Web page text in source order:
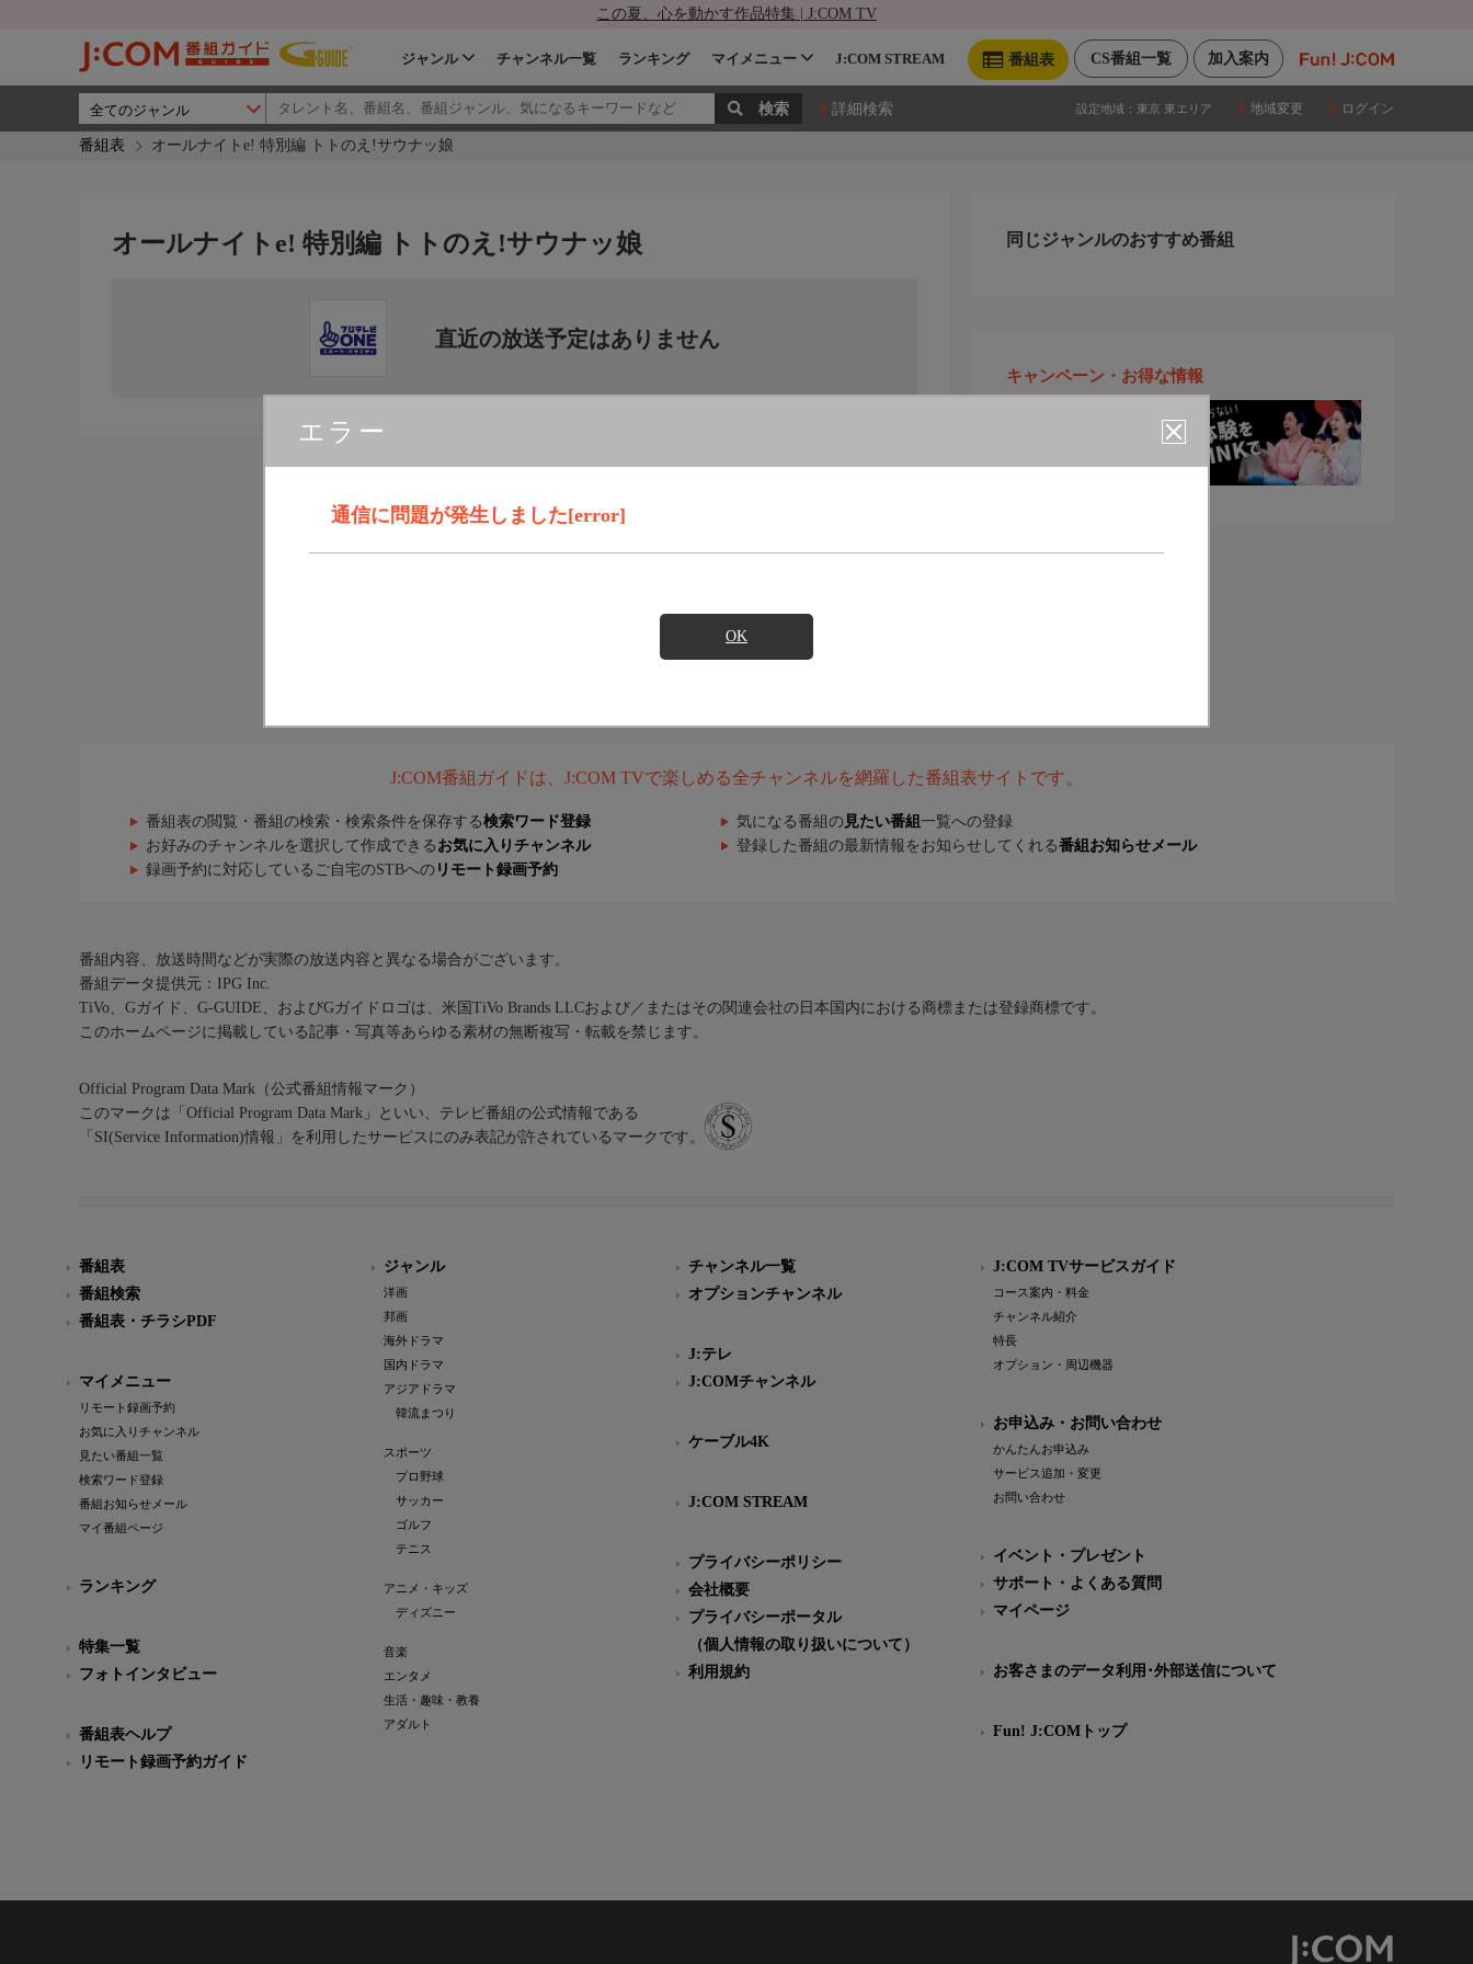
この夏、心を動かす作品特集 | J:COM TV
加入案内
CS番組一覧
番組表
ジャンル チャンネル一覧 ランキング マイメニュー J:COM STREAM
詳細検索 設定地域： 東京 東エリア 地域変更 ログイン
番組表 オールナイトe! 特別編 トトのえ!サウナッ娘
エラー
通信に問題が発生しました[error]
OK
オールナイトe! 特別編 トトのえ!サウナッ娘
直近の放送予定はありません
同じジャンルのおすすめ番組
キャンペーン・お得な情報
J:COM番組ガイドは、J:COM TVで楽しめる全チャンネルを網羅した番組表サイトです。
番組表の閲覧・番組の検索・検索条件を保存する検索ワード登録 気になる番組の 見たい番組 一覧への登録
お好みのチャンネルを選択して作成できる お気に入りチャンネル 登録した番組の最新情報をお知らせしてくれる番組お知らせメール
録画予約に対応しているご自宅のSTBへの リモート録画予約
番組内容、放送時間などが実際の放送内容と異なる場合がございます。
番組データ提供元：IPG Inc.
TiVo、Gガイド、G-GUIDE、およびGガイドロゴは、米国TiVo Brands LLCおよび／またはその関連会社の日本国内における商標または登録商標です。
このホームページに掲載している記事・写真等あらゆる素材の無断複写・転載を禁じます。
Official Program Data Mark（公式番組情報マーク）
このマークは「Official Program Data Mark」といい、テレビ番組の公式情報である
「SI(Service Information)情報」を利用したサービスにのみ表記が許されているマークです。
番組表
番組検索
番組表・チラシPDF
マイメニュー
リモート録画予約
お気に入りチャンネル
見たい番組一覧
検索ワード登録
番組お知らせメール
マイ番組ページ
ランキング
特集一覧
フォトインタビュー
番組表ヘルプ
リモート録画予約ガイド
ジャンル
洋画
邦画
海外ドラマ
国内ドラマ
アジアドラマ
韓流まつり
スポーツ
プロ野球
サッカー
ゴルフ
テニス
アニメ・キッズ
ディズニー
音楽
エンタメ
生活・趣味・教養
アダルト
チャンネル一覧
オプションチャンネル
J:テレ
J:COMチャンネル
ケーブル4K
J:COM STREAM
プライバシーポリシー
会社概要
プライバシーポータル
（個人情報の取り扱いについて）
利用規約
J:COM TVサービスガイド
コース案内・料金
チャンネル紹介
特長
オプション・周辺機器
お申込み・お問い合わせ
かんたんお申込み
サービス追加・変更
お問い合わせ
イベント・プレゼント
サポート・よくある質問
マイページ
お客さまのデータ利用･外部送信について
Fun! J:COMトップ